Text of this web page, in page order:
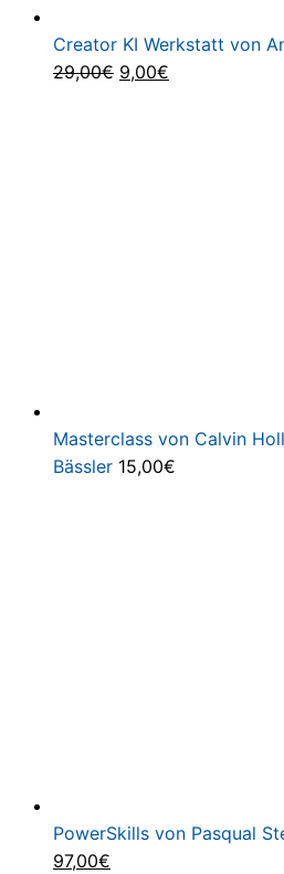
Creator KI Werkstatt von
29,00€ Ursprünglicher
9,00€
Masterclass von Calvin
Bässler 15,00€
PowerSkills von Pasqual
Ursprünglicher
97,00€